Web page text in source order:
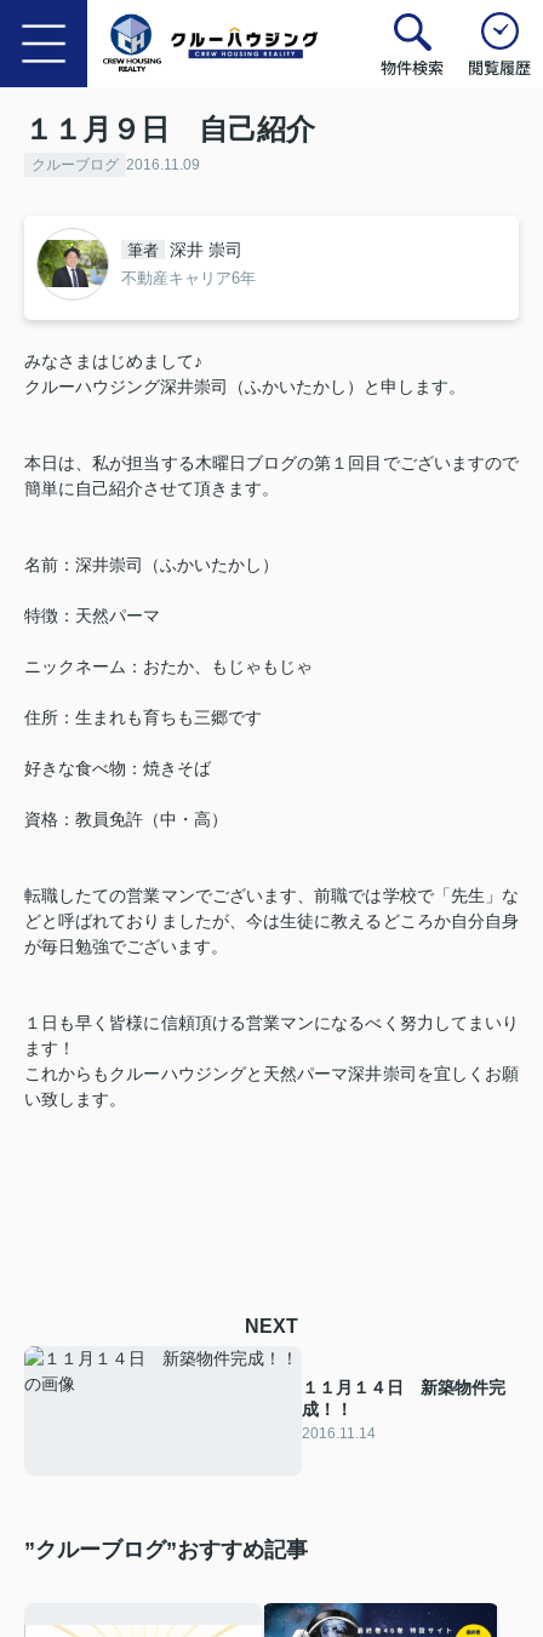
物件検索 閲覧履歴
１１月９日 自己紹介
クルーブログ 2016.11.09
筆者 深井 崇司
不動産キャリア6年
みなさまはじめまして♪
クルーハウジング深井崇司（ふかいたかし）と申します。
本日は、私が担当する木曜日ブログの第１回目でございますので
簡単に自己紹介させて頂きます。
名前：深井崇司（ふかいたかし）
特徴：天然パーマ
ニックネーム：おたか、もじゃもじゃ
住所：生まれも育ちも三郷です
好きな食べ物：焼きそば
資格：教員免許（中・高）
転職したての営業マンでございます、前職では学校で「先生」な
どと呼ばれておりましたが、今は生徒に教えるどころか自分自身
が毎日勉強でございます。
１日も早く皆様に信頼頂ける営業マンになるべく努力してまいり
ます！
これからもクルーハウジングと天然パーマ深井崇司を宜しくお願
い致します。
NEXT
１１月１４日 新築物件完
成！！
2016.11.14
”クルーブログ”おすすめ記事